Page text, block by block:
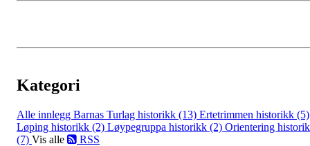
Kategori
Alle innlegg Barnas Turlag historikk (13) Ertetrimmen historikk (5)
Løping historikk (2) Løypegruppa historikk (2) Orientering
(7) Vis alle RSS